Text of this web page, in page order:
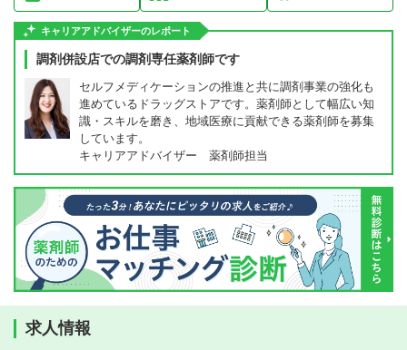
キャリアアドバイザーのレポート
調剤併設店での調剤専任薬剤師です
セルフメディケーションの推進と共に調剤事業の強化も
進めているドラッグストアです。薬剤師として幅広い知
識・スキルを磨き、地域医療に貢献できる薬剤師を募集
しています。
キャリアアドバイザー 薬剤師担当
求人情報